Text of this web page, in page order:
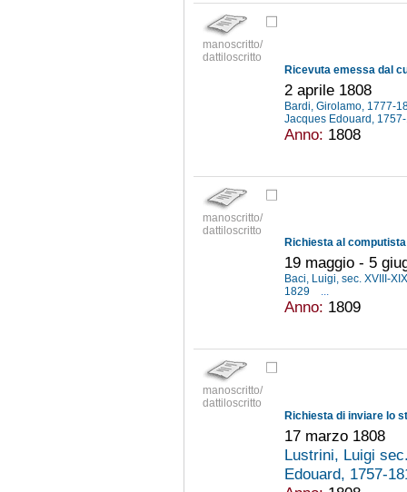
manoscritto/
dattiloscritto
2 aprile 1808
Bardi, Girolamo, 1777-
Jacques Edouard,
Anno: 1808
manoscritto/
dattiloscritto
19 maggio - 5
Baci, Luigi, sec. XVIII-
1829
...
Anno: 1809
manoscritto/
dattiloscritto
17 marzo 1808
Lustrini, Luigi
Edouard, 1757-